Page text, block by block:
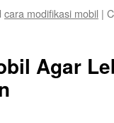
cara modifikasi mobil |
Agar